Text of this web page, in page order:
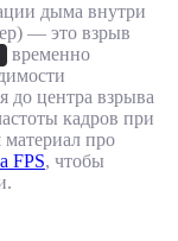
дыма внутри
— это взрыв
временно
до центра взрыва
кадров при
про
FPS, чтобы